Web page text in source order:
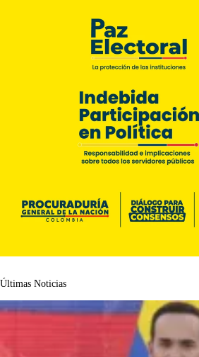
Últimas Noticias